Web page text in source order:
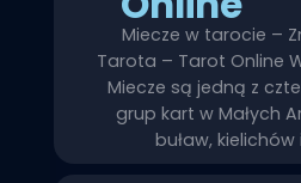
Miecze w tarocie –
Tarota – Tarot Online
Miecze są jedną z
grup kart w Małych
buław,